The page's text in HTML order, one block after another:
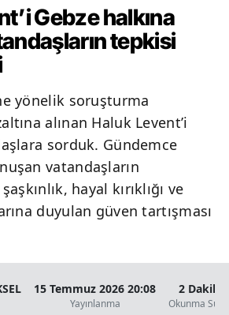
Gebze halkına
tepkisi
yönelik soruşturma
alınan Haluk Levent’i
sorduk. Gündemce
vatandaşların
hayal kırıklığı ve
duyulan güven tartışması
15 Temmuz 2026 20:08
Yayınlanma
2 Dakika
Okunma